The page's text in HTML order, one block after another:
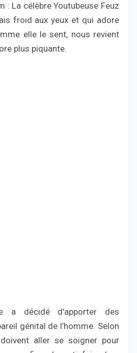
: La célèbre Youtubeuse Feuz
froid aux yeux et qui adore
elle le sent, nous revient
plus piquante.
a décidé d’apporter des
génital de l’homme. Selon
aller se soigner pour